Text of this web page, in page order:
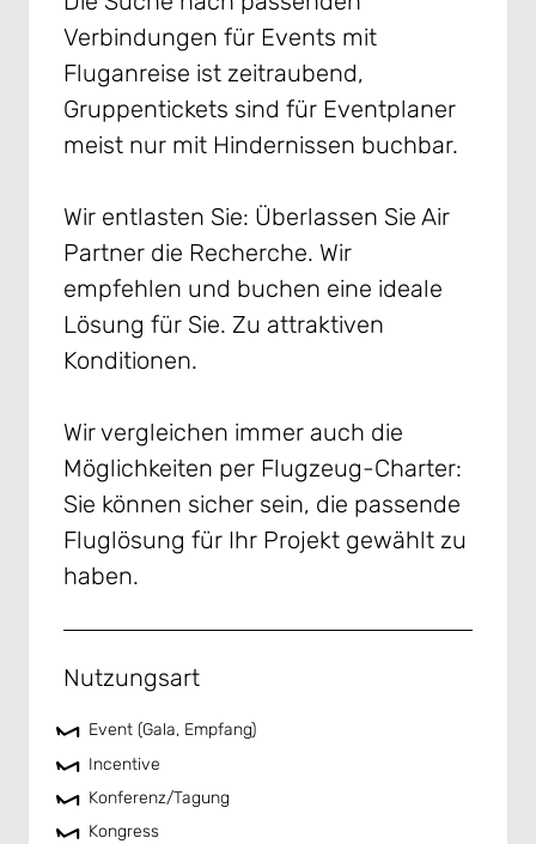
Verbindungen für Events mit
Fluganreise ist zeitraubend,
Gruppentickets sind für Eventplaner
meist nur mit Hindernissen buchbar.
Wir entlasten Sie: Überlassen Sie Air
Partner die Recherche. Wir
empfehlen und buchen eine ideale
Lösung für Sie. Zu attraktiven
Konditionen.
Wir vergleichen immer auch die
Möglichkeiten per Flugzeug-Charter:
Sie können sicher sein, die passende
Fluglösung für Ihr Projekt gewählt zu
haben.
Nutzungsart
Event (Gala, Empfang)
Incentive
Konferenz/Tagung
Kongress